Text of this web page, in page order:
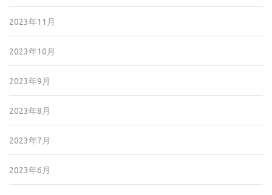
2023年11月
2023年10月
2023年9月
2023年8月
2023年7月
2023年6月